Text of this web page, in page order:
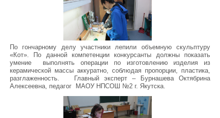
По гончарному делу участники лепили объемную скульптуру
«Кот». По данной компетенции конкурсанты должны показать
умение выполнять операции по изготовлению изделия из
керамической массы аккуратно, соблюдая пропорции, пластика,
разглаженность. Главный эксперт – Бурнашева Октябрина
Алексеевна, педагог МАОУ НПСОШ №2 г. Якутска.